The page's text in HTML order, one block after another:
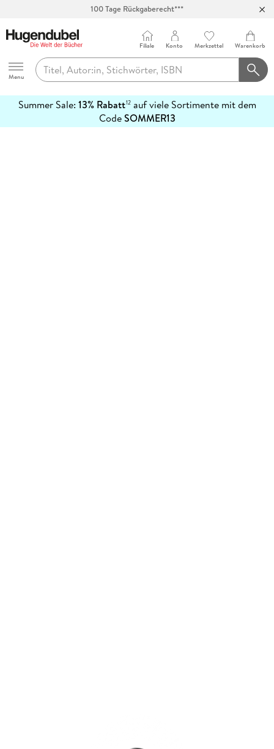
100 Tage Rückgaberecht***
Hugendubel
Menu
Filiale Konto Merkzettel Warenkorb
Summer Sale: 13% Rabatt12auf viele Sortimente mit dem
CodeSOMMER13
erfahren